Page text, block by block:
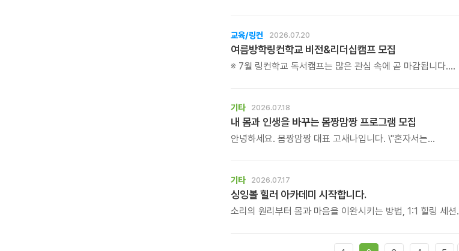
교육/링컨 2026.07.20
여름방학링컨학교 비전&리더십캠프 모집
※ 7월 링컨학교 독서캠프는 많은 관심 속에 곧 마감됩니다.
기타 2026.07.18
내 몸과 인생을 바꾸는 몸짱맘짱 프로그램 모집
안녕하세요. 몸짱맘짱 대표 고새나입니다. \"혼자서는
몸짱맘짱의 여정은 혼자 걷는 길이 아닙니다.
같이 걸으면, 끝까지 갈 수 있습니다.
기타 2026.07.17
싱잉볼 힐러 아카데미 시작합니다.
소리의 원리부터 몸과 마음을 이완시키는 방법, 1:1 힐링 세션,